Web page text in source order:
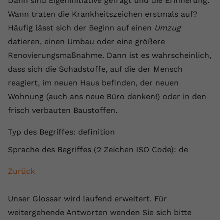
Wann traten die Krankheitszeichen erstmals auf?
Häufig lässt sich der Beginn auf einen Umzug
datieren, einen Umbau oder eine größere
Renovierungsmaßnahme. Dann ist es wahrscheinlich,
dass sich die Schadstoffe, auf die der Mensch
reagiert, im neuen Haus befinden, der neuen
Wohnung (auch ans neue Büro denken!) oder in den
frisch verbauten Baustoffen.
Typ des Begriffes: definition
Sprache des Begriffes (2 Zeichen ISO Code): de
Zurück
Unser Glossar wird laufend erweitert. Für
weitergehende Antworten wenden Sie sich bitte
Laufzeit 1 Jahr
Zweck
Dieser Wert speichert Ihre Consent-
Einstellungen. Unter anderem eine
zufällig generierte ID, für die
historische Speicherung Ihrer
vorgenommen Einstellungen, falls der
hat.
Informationen zur Nutzung der
Website zu erfassen.
Name _gcl au
Anbieter Google Ads
Laufzeit 90 Tage
Zweck
Wird von Google Ads für das
Werbeklicks der Nutzung auf unserer
Website zuzuordnen.
Cookie-Informationen anzeigen
Externe Inhalte
Wir verwenden auf unserer Website externe Inhalte,
um Ihnen zusätzliche Informationen anzubieten.
Name vuid
Anbieter vimeo.com
Laufzeit 2 Jahre
Vimeo installiert dieses Cookie, um
Tracking-Informationen zu sammeln,
Name CONSENT
Cookie-Informationen anzeigen